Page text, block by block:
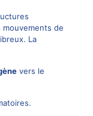
de
La
vers le